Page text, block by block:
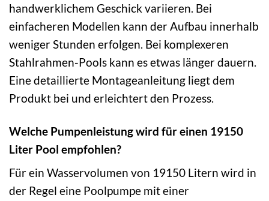
handwerklichem Geschick variieren. Bei
einfacheren Modellen kann der Aufbau innerhalb
weniger Stunden erfolgen. Bei komplexeren
Stahlrahmen-Pools kann es etwas länger dauern.
Eine detaillierte Montageanleitung liegt dem
Produkt bei und erleichtert den Prozess.
Welche Pumpenleistung wird für einen 19150
Liter Pool empfohlen?
Für ein Wasservolumen von 19150 Litern wird in
der Regel eine Poolpumpe mit einer